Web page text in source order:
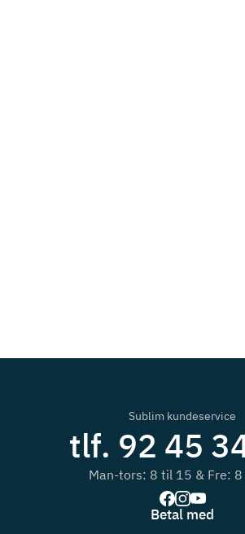
Sublim kundeservice
tlf. 92 45
Man-tors: 8 til 15 & Fre:
Betal med